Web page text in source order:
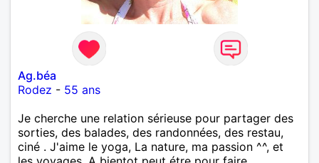
Ag.béa
Rodez - 55 ans
Je cherche une relation sérieuse pour partager des
sorties, des balades, des randonnées, des restau,
ciné . J'aime le yoga, La nature, ma passion ^^, et